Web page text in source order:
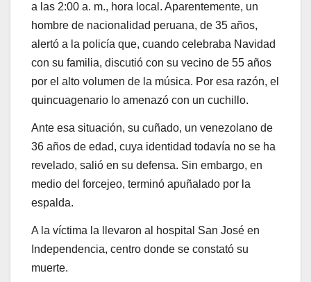
a las 2:00 a. m., hora local. Aparentemente, un
hombre de nacionalidad peruana, de 35 años,
alertó a la policía que, cuando celebraba Navidad
con su familia, discutió con su vecino de 55 años
por el alto volumen de la música. Por esa razón, el
quincuagenario lo amenazó con un cuchillo.
Ante esa situación, su cuñado, un venezolano de
36 años de edad, cuya identidad todavía no se ha
revelado, salió en su defensa. Sin embargo, en
medio del forcejeo, terminó apuñalado por la
espalda.
A la víctima la llevaron al hospital San José en
Independencia, centro donde se constató su
muerte.